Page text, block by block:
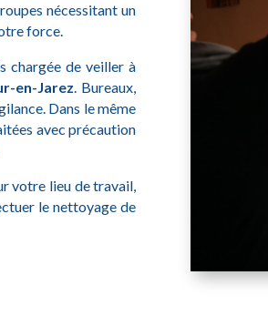
nécessitant un
force.
chargée de veiller à
en-Jarez. Bureaux,
Dans le même
avec précaution
votre lieu de travail,
le nettoyage de